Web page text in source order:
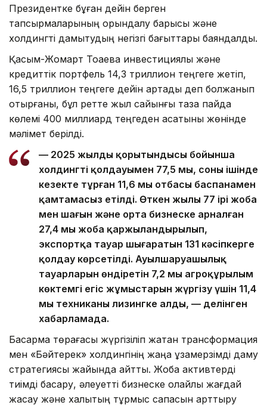
Президентке бұған дейін берген
тапсырмаларының орындалу барысы және
холдингті дамытудың негізгі бағыттары баяндалды.
Қасым-Жомарт Тоқаевқа инвестициялық және
кредиттік портфель 14,3 триллион теңгеге жетіп,
16,5 триллион теңгеге дейін артады деп болжанып
отырғаны, бұл ретте жыл сайынғы таза пайда
көлемі 400 миллиард теңгеден асатыны жөнінде
мәлімет берілді.
— 2025 жылдың қорытындысы бойынша
холдингтің қолдауымен 77,5 мың, соның ішінде
кезекте тұрған 11,6 мың отбасы баспанамен
қамтамасыз етілді. Өткен жылы 77 ірі жоба
мен шағын және орта бизнеске арналған
27,4 мың жоба қаржыландырылып,
экспортқа тауар шығаратын 131 кәсіпкерге
қолдау көрсетілді. Ауылшаруашылық
тауарларын өндіретін 7,2 мың агроқұрылым
көктемгі егіс жұмыстарын жүргізу үшін 11,4
мың техниканы лизингке алды, — делінген
хабарламада.
Басқарма төрағасы жүргізіліп жатқан трансформация
мен «Бәйтерек» холдингінің жаңа ұзақмерзімді даму
стратегиясы жайында айтты. Жоба активтерді
тиімді басқару, әлеуетті бизнеске қолайлы жағдай
жасау және халықтың тұрмыс сапасын арттыру